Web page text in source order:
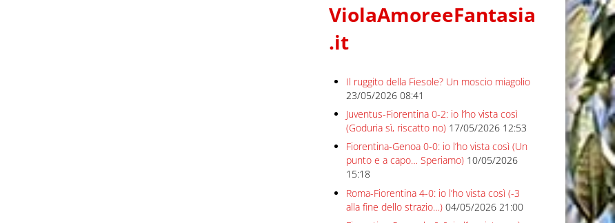
ViolaAmoreeFantasia
.it
Il ruggito della Fiesole? Un moscio miagolio
23/05/2026 08:41
Juventus-Fiorentina 0-2: io l’ho vista così
(Goduria sì, riscatto no) 17/05/2026 12:53
Fiorentina-Genoa 0-0: io l’ho vista così (Un
punto e a capo… Speriamo) 10/05/2026
15:18
Roma-Fiorentina 4-0: io l’ho vista così (-3
alla fine dello strazio…) 04/05/2026 21:00